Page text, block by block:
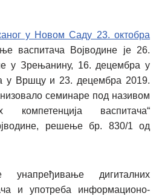
у Новом Саду 23. октобра
васпитача Војводине је 26.
у Зрењанину, 16. децембра у
у Вршцу и 23. децембра 2019.
семинаре под називом
компетенција васпитача“
решење бр. 830/1 од
дигиталних
и употреба информационо-